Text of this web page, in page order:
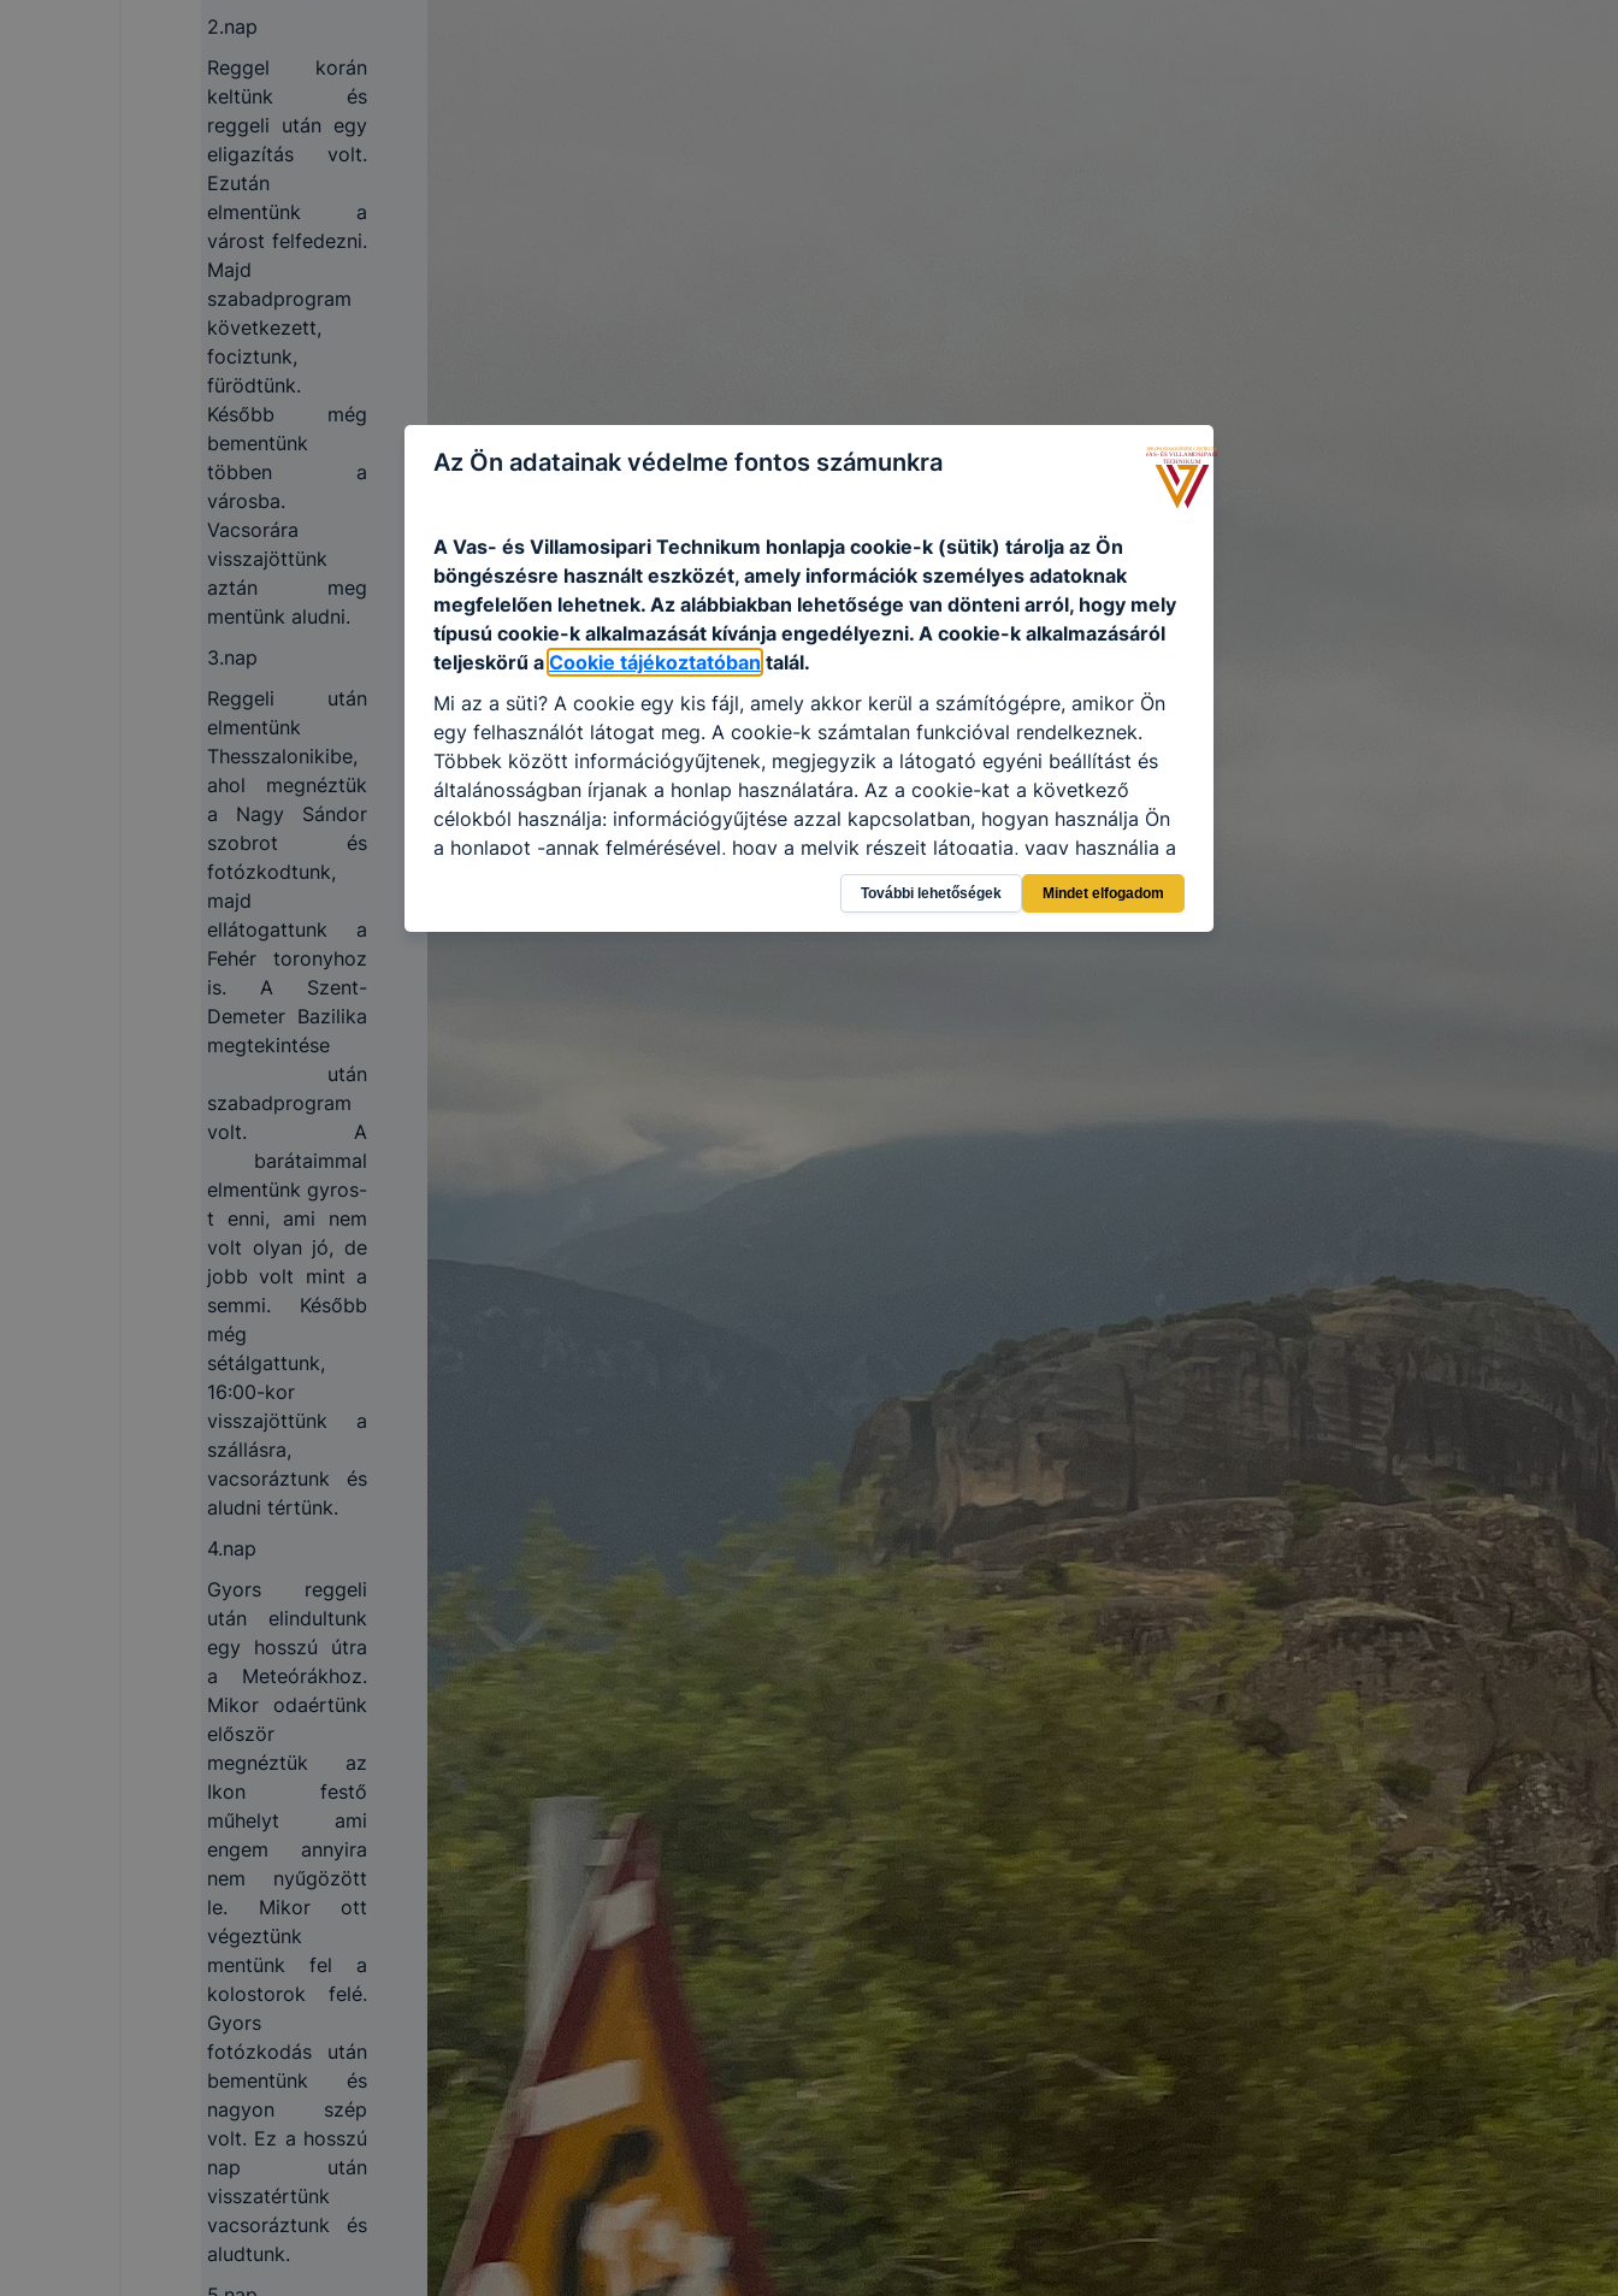
2.nap
Reggel korán
keltünk és
reggeli után egy
eligazítás volt.
Ezután
elmentünk a
várost felfedezni.
Majd
szabadprogram
következett,
fociztunk,
fürödtünk.
Később még
bementünk
többen a
városba.
Vacsorára
visszajöttünk
aztán meg
mentünk aludni.
3.nap
Reggeli után
elmentünk
Thesszalonikibe,
ahol megnéztük
a Nagy Sándor
szobrot és
fotózkodtunk,
majd
ellátogattunk a
Fehér toronyhoz
is. A Szent-
Demeter Bazilika
megtekintése
után
szabadprogram
volt. A
barátaimmal
elmentünk gyros-
t enni, ami nem
volt olyan jó, de
jobb volt mint a
semmi. Később
még
sétálgattunk,
16:00-kor
visszajöttünk a
szállásra,
vacsoráztunk és
aludni tértünk.
4.nap
Gyors reggeli
után elindultunk
egy hosszú útra
a Meteórákhoz.
Mikor odaértünk
először
megnéztük az
Ikon festő
műhelyt ami
engem annyira
nem nyűgözött
le. Mikor ott
végeztünk
mentünk fel a
kolostorok felé.
Gyors
fotózkodás után
bementünk és
nagyon szép
volt. Ez a hosszú
nap után
visszatértünk
vacsoráztunk és
aludtunk.
Az Ön adatainak védelme fontos számunkra
A Vas- és Villamosipari Technikum honlapja cookie-k (sütik) tárolja az Ön
böngészésre használt eszközét, amely információk személyes adatoknak
megfelelően lehetnek. Az alábbiakban lehetősége van dönteni arról, hogy mely
típusú cookie-k alkalmazását kívánja engedélyezni. A cookie-k alkalmazásáról
teljeskörű a Cookie tájékoztatóban talál.
Mi az a süti? A cookie egy kis fájl, amely akkor kerül a számítógépre, amikor Ön
egy felhasználót látogat meg. A cookie-k számtalan funkcióval rendelkeznek.
Többek között információgyűjtenek, megjegyzik a látogató egyéni beállítást és
általánosságban írjanak a honlap használatára. Az a cookie-kat a következő
célokból használja: információgyűjtése azzal kapcsolatban, hogyan használja Ön
a honlapot -annak felmérésével, hogy a melyik részeit látogatja, vagy használja a
legjobban, így megtudhatjuk, hogyan biztosítjuk Önnek még jobb felhasználói
élményt, ha ismét meglátogatja oldalunkat, honlap fejlesztése.
Hogyan
ellenőrizheti és hogyan tudja kikapcsolni a cookie-kat?Minden modern böngésző
További lehetőségek Mindet elfogadom